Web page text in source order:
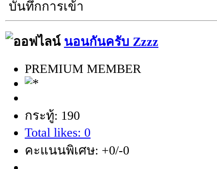
บันทึกการเข้า
นอนกันครับ Zzzz
PREMIUM MEMBER
กระทู้: 190
Total likes: 0
คะแนนพิเศษ: +0/-0